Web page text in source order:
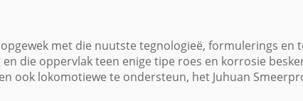
met die nuutste tegnologieë, formulerings
die oppervlak teen enige tipe roes en korrosie
ook lokomotiewe te ondersteun, het Juhuan